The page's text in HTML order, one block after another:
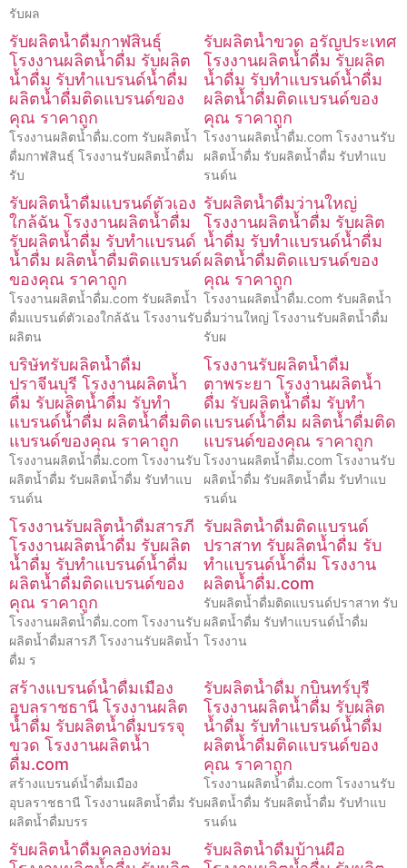
รับผล
รับผลิตน้ำดื่มกาฬสินธุ์
โรงงานผลิตน้ำดื่ม รับผลิต
น้ำดื่ม รับทำแบรนด์น้ำดื่ม
ผลิตน้ำดื่มติดแบรนด์ของ
คุณ ราคาถูก
โรงงานผลิตน้ำดื่ม.com รับผลิตน้ำ
ดื่มกาฬสินธุ์ โรงงานรับผลิตน้ำดื่ม
รับ
รับผลิตน้ำขวด อรัญประเทศ
โรงงานผลิตน้ำดื่ม รับผลิต
น้ำดื่ม รับทำแบรนด์น้ำดื่ม
ผลิตน้ำดื่มติดแบรนด์ของ
คุณ ราคาถูก
โรงงานผลิตน้ำดื่ม.com โรงงานรับ
ผลิตน้ำดื่ม รับผลิตน้ำดื่ม รับทำแบ
รนด์น
รับผลิตน้ำดื่มแบรนด์ตัวเอง
ใกล้ฉัน โรงงานผลิตน้ำดื่ม
รับผลิตน้ำดื่ม รับทำแบรนด์
น้ำดื่ม ผลิตน้ำดื่มติดแบรนด์
ของคุณ ราคาถูก
โรงงานผลิตน้ำดื่ม.com รับผลิตน้ำ
ดื่มแบรนด์ตัวเองใกล้ฉัน โรงงานรับ
ผลิตน
รับผลิตน้ำดื่มว่านใหญ่
โรงงานผลิตน้ำดื่ม รับผลิต
น้ำดื่ม รับทำแบรนด์น้ำดื่ม
ผลิตน้ำดื่มติดแบรนด์ของ
คุณ ราคาถูก
โรงงานผลิตน้ำดื่ม.com รับผลิตน้ำ
ดื่มว่านใหญ่ โรงงานรับผลิตน้ำดื่ม
รับผ
บริษัทรับผลิตน้ำดื่ม
ปราจีนบุรี โรงงานผลิตน้ำ
ดื่ม รับผลิตน้ำดื่ม รับทำ
แบรนด์น้ำดื่ม ผลิตน้ำดื่มติด
แบรนด์ของคุณ ราคาถูก
โรงงานผลิตน้ำดื่ม.com โรงงานรับ
ผลิตน้ำดื่ม รับผลิตน้ำดื่ม รับทำแบ
รนด์น
โรงงานรับผลิตน้ำดื่ม
ตาพระยา โรงงานผลิตน้ำ
ดื่ม รับผลิตน้ำดื่ม รับทำ
แบรนด์น้ำดื่ม ผลิตน้ำดื่มติด
แบรนด์ของคุณ ราคาถูก
โรงงานผลิตน้ำดื่ม.com โรงงานรับ
ผลิตน้ำดื่ม รับผลิตน้ำดื่ม รับทำแบ
รนด์น
โรงงานรับผลิตน้ำดื่มสารภี
โรงงานผลิตน้ำดื่ม รับผลิต
น้ำดื่ม รับทำแบรนด์น้ำดื่ม
ผลิตน้ำดื่มติดแบรนด์ของ
คุณ ราคาถูก
โรงงานผลิตน้ำดื่ม.com โรงงานรับ
ผลิตน้ำดื่มสารภี โรงงานรับผลิตน้ำ
ดื่ม ร
รับผลิตน้ำดื่มติดแบรนด์
ปราสาท รับผลิตน้ำดื่ม รับ
ทำแบรนด์น้ำดื่ม โรงงาน
ผลิตน้ำดื่ม.com
รับผลิตน้ำดื่มติดแบรนด์ปราสาท รับ
ผลิตน้ำดื่ม รับทำแบรนด์น้ำดื่ม
โรงงาน
สร้างแบรนด์น้ำดื่มเมือง
อุบลราชธานี โรงงานผลิต
น้ำดื่ม รับผลิตน้ำดื่มบรรจุ
ขวด โรงงานผลิตน้ำ
ดื่ม.com
สร้างแบรนด์น้ำดื่มเมือง
อุบลราชธานี โรงงานผลิตน้ำดื่ม รับ
ผลิตน้ำดื่มบรร
รับผลิตน้ำดื่ม กบินทร์บุรี
โรงงานผลิตน้ำดื่ม รับผลิต
น้ำดื่ม รับทำแบรนด์น้ำดื่ม
ผลิตน้ำดื่มติดแบรนด์ของ
คุณ ราคาถูก
โรงงานผลิตน้ำดื่ม.com โรงงานรับ
ผลิตน้ำดื่ม รับผลิตน้ำดื่ม รับทำแบ
รนด์น
รับผลิตน้ำดื่มคลองท่อม
รับผลิตน้ำดื่มบ้านผือ